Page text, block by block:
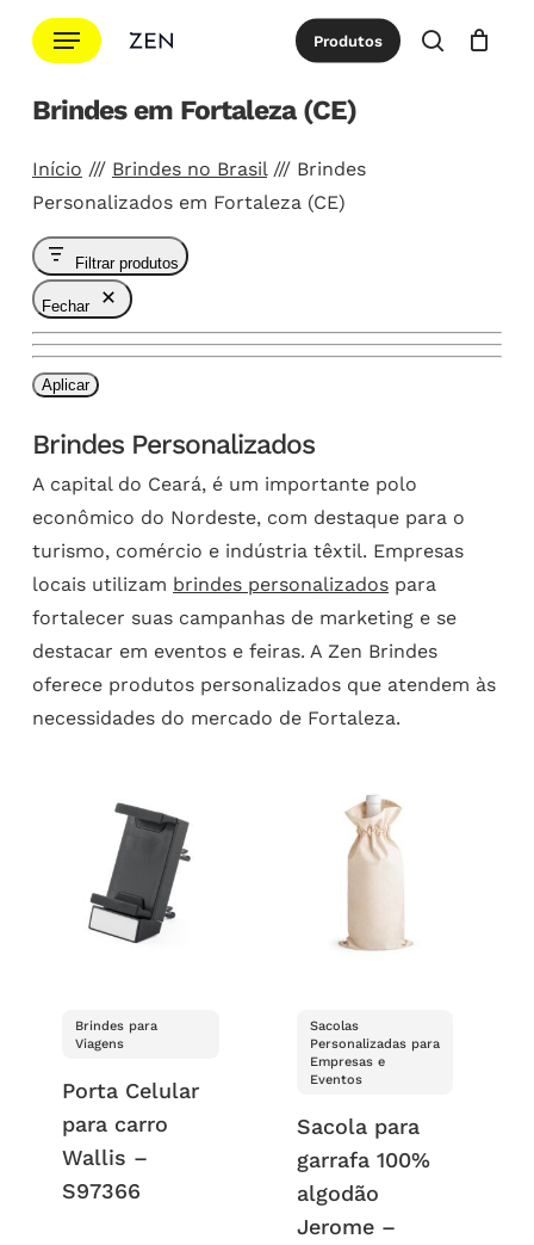
para
conteúdo
Menu Produtos
procurar
Cotação Close
Brindes em Fortaleza (CE)
Início /// Brindes no Brasil/// Brindes
Personalizados em Fortaleza (CE)
Filtrar produtos
Fechar
Aplicar
Brindes Personalizados
A capital do Ceará, é um importante polo
econômico do Nordeste, com destaque para o
turismo, comércio e indústria têxtil. Empresas
locais utilizam brindes personalizados para
fortalecer suas campanhas de marketing e se
destacar em eventos e feiras. A Zen Brindes
oferece produtos personalizados que atendem às
necessidades do mercado de Fortaleza.
Brindes para
Viagens
Porta Celular
para carro
Wallis –
S97366
Sacolas
Personalizadas para
Empresas e
Eventos
Sacola para
garrafa 100%
algodão
Jerome –